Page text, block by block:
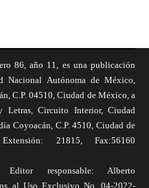
86, año 11, es una publicación
Nacional Autónoma de México,
C.P. 04510, Ciudad de México, a
Circuito Interior, Ciudad
Coyoacán, C.P. 4510, Ciudad de
21815, Fax:56160
Editor responsable: Alberto
al Uso Exclusivo No. 04-2022-